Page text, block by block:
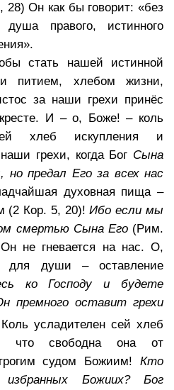
Он как бы говорит: «без
правого, истинного
стать нашей истинной
питием, хлебом жизни,
за наши грехи принёс
И – о, Боже! – коль
хлеб искупления и
грехи, когда Бог Сына
но предал Его за всех нас
духовная пища –
(2 Кор. 5, 20)!Ибо если мы
смертью Сына Его(Рим.
не гневается на нас. О,
для души – оставление
ко Господу и будете
премного оставит грехи
усладителен сей хлеб
что свободна она от
судом Божиим! Кто
Божиих? Бог